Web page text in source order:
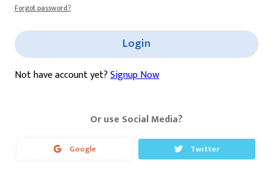
Forgot password?
Login
Not have account yet?Signup Now
Or use Social Media?
Google Twitter